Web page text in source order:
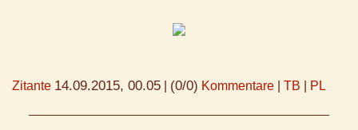
Zitante 14.09.2015, 00.05 (0/0) Kommentare TB PL